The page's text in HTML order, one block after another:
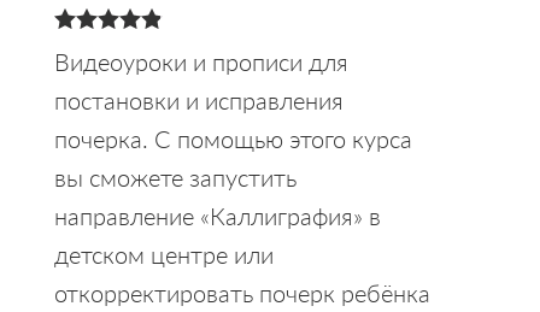
из 5
Видеоуроки и прописи для
постановки и исправления
почерка. С помощью этого курса
вы сможете запустить
направление «Каллиграфия» в
детском центре или
откорректировать почерк ребёнка